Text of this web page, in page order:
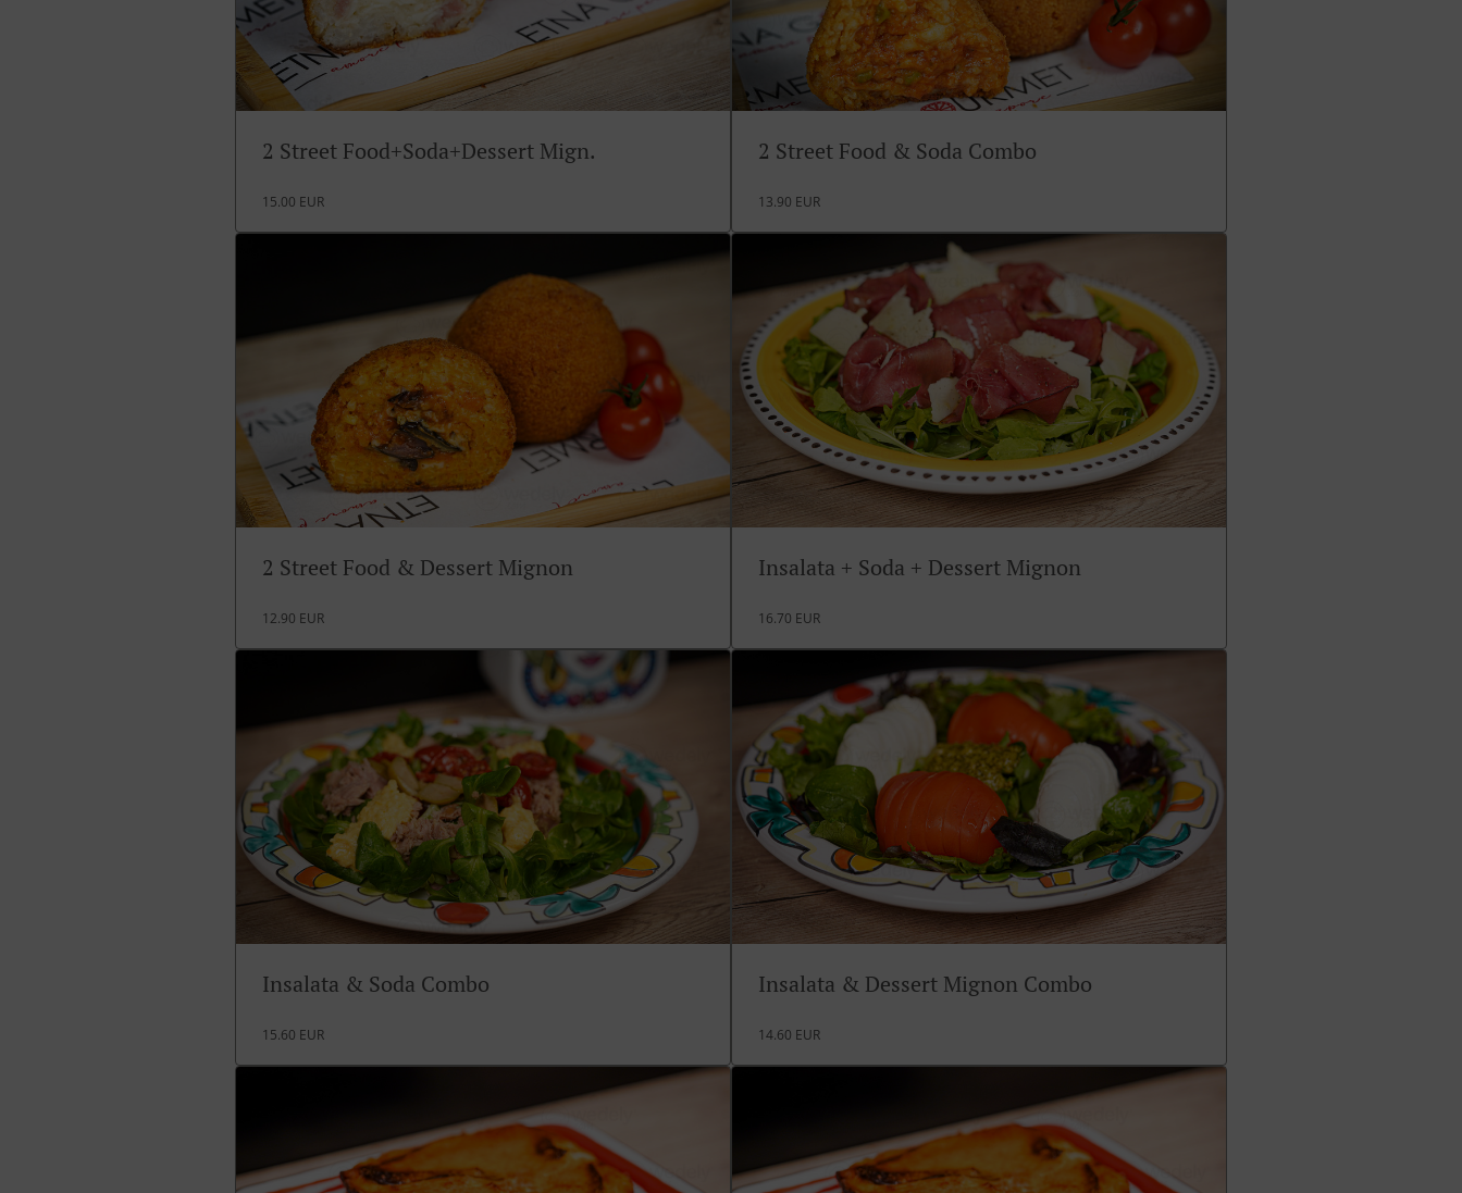
2 Street Food+Soda+Dessert Mign.
15.00 EUR
2 Street Food & Soda Combo
13.90 EUR
2 Street Food & Dessert Mignon
12.90 EUR
Insalata + Soda + Dessert Mignon
16.70 EUR
Insalata & Soda Combo
15.60 EUR
Insalata & Dessert Mignon Combo
14.60 EUR